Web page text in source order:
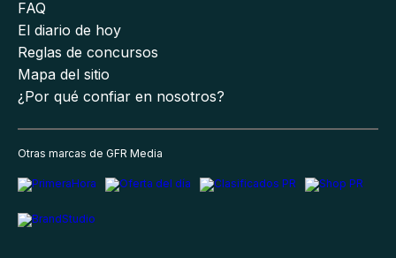
FAQ
El diario de hoy
Reglas de concursos
Mapa del sitio
¿Por qué confiar en nosotros?
Otras marcas de GFR Media